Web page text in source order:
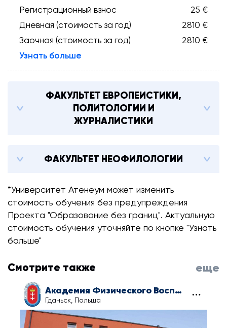
Регистрационный взнос
25 €
Дневная (стоимость за год)
2810 €
Заочная (стоимость за год)
2810 €
Узнать больше
ФАКУЛЬТЕТ ЕВРОПЕИСТИКИ,
ПОЛИТОЛОГИИ И
ЖУРНАЛИСТИКИ
ФАКУЛЬТЕТ НЕОФИЛОЛОГИИ
*Университет Атенеум может изменить
стоимость обучения без предупреждения
Проекта "Образование без границ". Актуальную
стоимость обучения уточняйте по кнопке "Узнать
больше"
Смотрите также еще
Академия Физического Воспитания и Спорта в Гданьске
Гданьск, Польша